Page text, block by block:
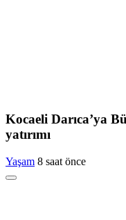
Kocaeli Darıca’ya
yatırımı
Yaşam 8 saat önce